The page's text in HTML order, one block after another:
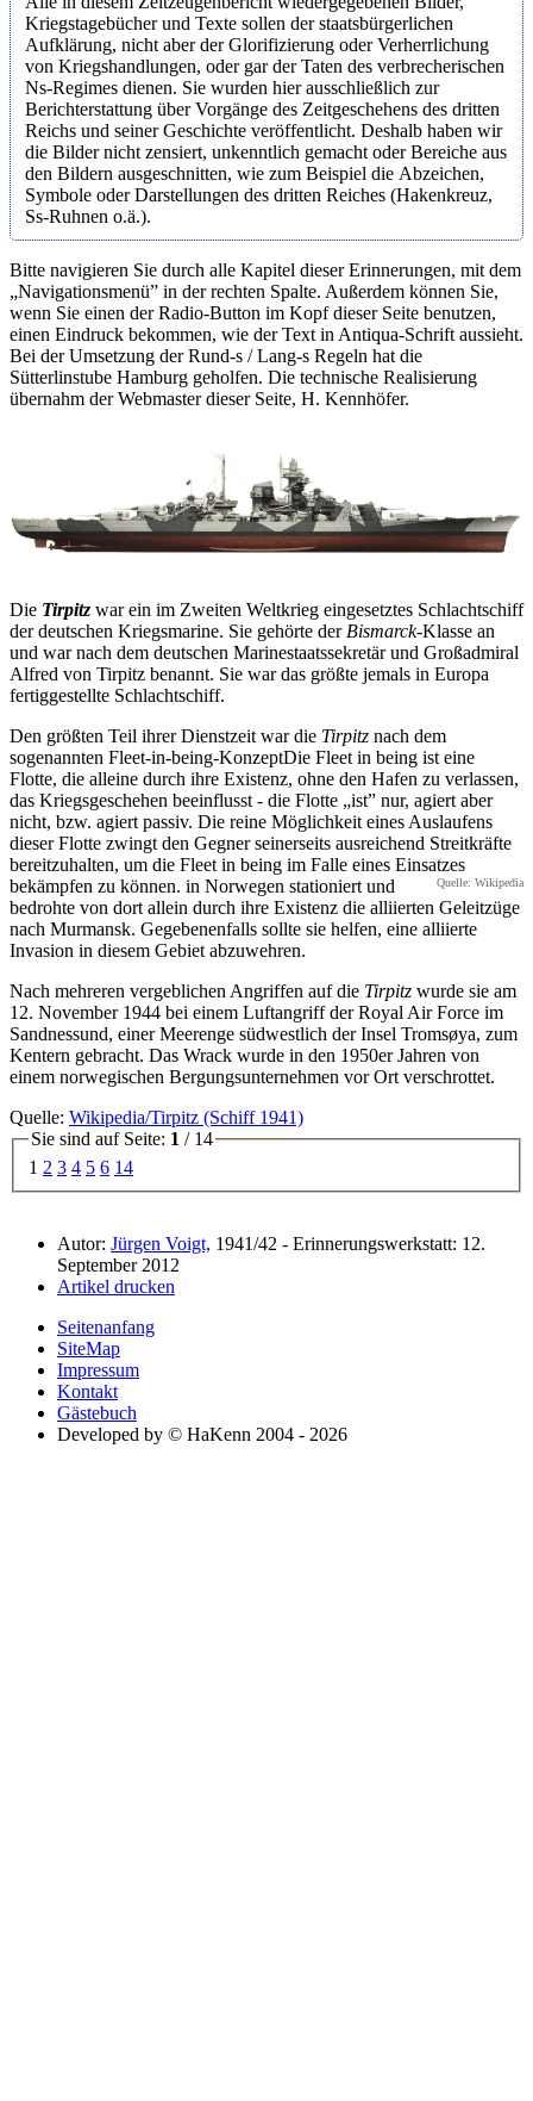
Kriegstagebücher und Texte sollen der staatsbürgerlichen
Aufklärung, nicht aber der Glorifizierung oder Verherrlichung
von Kriegshandlungen, oder gar der Taten des verbrecherischen
Ns-Regimes dienen. Sie wurden hier ausschließlich zur
Berichterstattung über Vorgänge des Zeitgeschehens des dritten
Reichs und seiner Geschichte veröffentlicht. Deshalb haben wir
die Bilder nicht zensiert, unkenntlich gemacht oder Bereiche aus
den Bildern ausgeschnitten, wie zum Beispiel die Abzeichen,
Symbole oder Darstellungen des dritten Reiches (Hakenkreuz,
Ss-Ruhnen o.ä.).
Bitte navigieren Sie durch alle Kapitel dieser Erinnerungen, mit dem
„Navigationsmenü” in der rechten Spalte. Außerdem können Sie,
wenn Sie einen der Radio-Button im Kopf dieser Seite benutzen,
einen Eindruck bekommen, wie der Text in Antiqua-Schrift aussieht.
Bei der Umsetzung der Rund-s / Lang-s Regeln hat die
Sütterlinstube Hamburg geholfen. Die technische Realisierung
übernahm der Webmaster dieser Seite, H. Kennhöfer.
Die Tirpitz war ein im Zweiten Weltkrieg eingesetztes Schlachtschiff
der deutschen Kriegsmarine. Sie gehörte der Bismarck-Klasse an
und war nach dem deutschen Marinestaatssekretär und Großadmiral
Alfred von Tirpitz benannt. Sie war das größte jemals in Europa
fertiggestellte Schlachtschiff.
Den größten Teil ihrer Dienstzeit war die Tirpitz nach dem
sogenannten Fleet-in-being-KonzeptDie Fleet in being ist eine
Flotte, die alleine durch ihre Existenz, ohne den Hafen zu verlassen,
das Kriegsgeschehen beeinflusst - die Flotte „ist” nur, agiert aber
nicht, bzw. agiert passiv. Die reine Möglichkeit eines Auslaufens
dieser Flotte zwingt den Gegner seinerseits ausreichend Streitkräfte
bereitzuhalten, um die Fleet in being im Falle eines Einsatzes
bekämpfen zu können.
Quelle: Wikipedia
in Norwegen stationiert und
bedrohte von dort allein durch ihre Existenz die alliierten Geleitzüge
nach Murmansk. Gegebenenfalls sollte sie helfen, eine alliierte
Invasion in diesem Gebiet abzuwehren.
Nach mehreren vergeblichen Angriffen auf die Tirpitz wurde sie am
12. November 1944 bei einem Luftangriff der Royal Air Force im
Sandnessund, einer Meerenge südwestlich der Insel Tromsøya, zum
Kentern gebracht. Das Wrack wurde in den 1950er Jahren von
einem norwegischen Bergungsunternehmen vor Ort verschrottet.
Quelle: Wikipedia/Tirpitz (Schiff 1941)
Sie sind auf Seite: 1 / 14
1 2 3 4 5 6 14
Autor: Jürgen Voigt, 1941/42 - Erinnerungswerkstatt: 12.
September 2012
Artikel drucken
Seitenanfang
SiteMap
Impressum
Kontakt
Gästebuch
Developed by © HaKenn 2004 - 2026